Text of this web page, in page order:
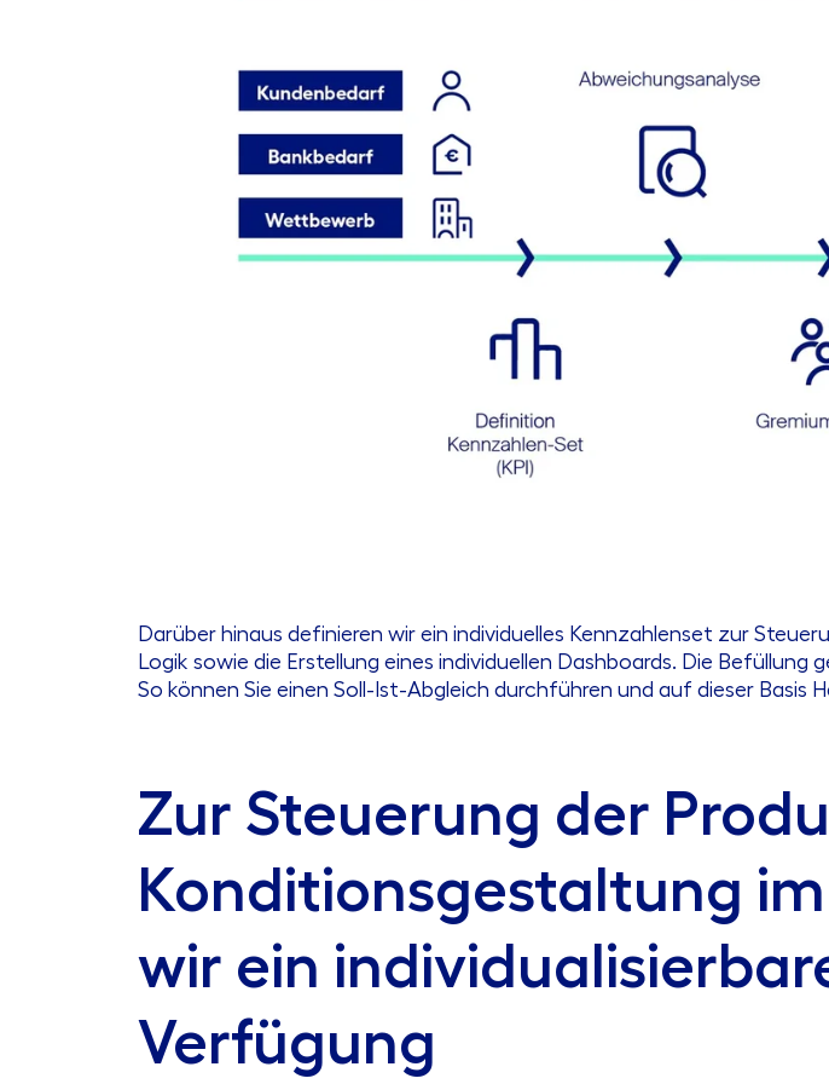
Darüber hinaus definieren wir ein individuelles Kennzahlenset zur
Logik sowie die Erstellung eines individuellen Dashboards. Die
So können Sie einen Soll-Ist-Abgleich durchführen und auf dieser
Zur Steuerung der
Konditionsgestaltung
wir ein
Verfügung